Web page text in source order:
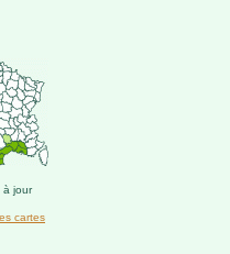
à jour
cartes